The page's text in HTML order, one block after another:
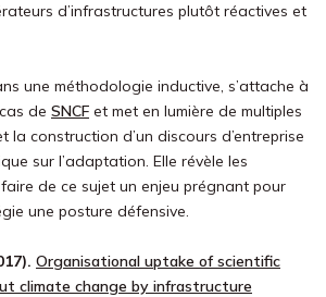
d’infrastructures plutôt réactives et
une méthodologie inductive, s’attache à
de SNCF et met en lumière de multiples
la construction d’un discours d’entreprise
sur l’adaptation. Elle révèle les
de ce sujet un enjeu prégnant pour
une posture défensive.
Organisational uptake of scientific
climate change by infrastructure